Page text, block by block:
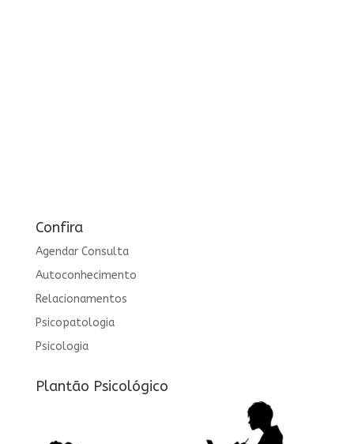
Confira
Agendar Consulta
Autoconhecimento
Relacionamentos
Psicopatologia
Psicologia
Plantão Psicológico